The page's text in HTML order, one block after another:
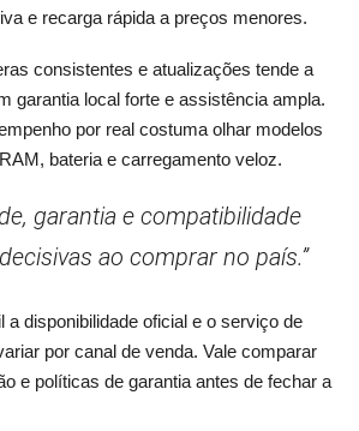
e recarga rápida a preços menores.
consistentes e atualizações tende a
garantia local forte e assistência ampla.
por real costuma olhar modelos
bateria e carregamento veloz.
garantia e compatibilidade
ao comprar no país.”
a disponibilidade oficial e o serviço de
por canal de venda. Vale comparar
e políticas de garantia antes de fechar a